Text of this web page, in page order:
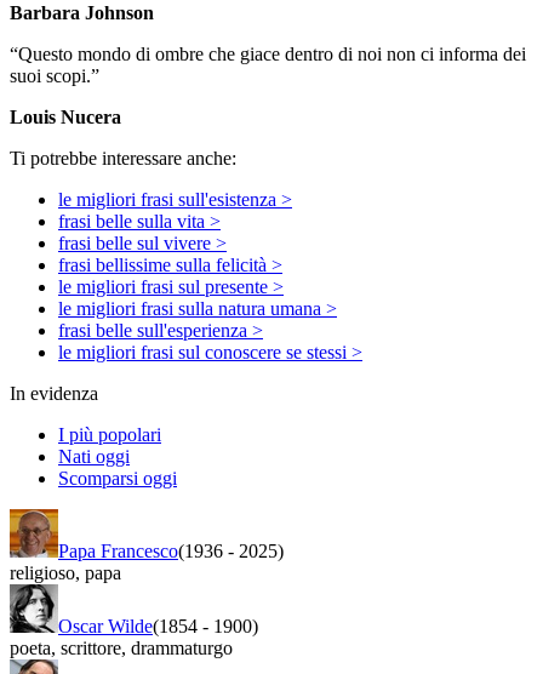
Barbara Johnson
“Questo mondo di ombre che giace dentro di noi non ci informa dei
suoi scopi.”
Louis Nucera
Ti potrebbe interessare anche:
le migliori frasi sull'esistenza >
frasi belle sulla vita >
frasi belle sul vivere >
frasi bellissime sulla felicità >
le migliori frasi sul presente >
le migliori frasi sulla natura umana >
frasi belle sull'esperienza >
le migliori frasi sul conoscere se stessi >
In evidenza
I più popolari
Nati oggi
Scomparsi oggi
Papa Francesco(1936 - 2025)
religioso, papa
Oscar Wilde(1854 - 1900)
poeta, scrittore, drammaturgo